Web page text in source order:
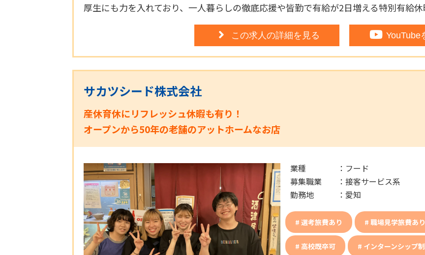
厚生にも力を入れており、一人暮らしの徹底応援や皆勤で有給が2日増える特別有給休
この求人の詳細を見る YouTube
サカツシード株式会社
産休育休にリフレッシュ休暇も有り！
オープンから50年の老舗のアットホームなお店
業種 ： フード
募集職業
： 接客サービス系
勤務地
： 愛知
選考旅費あり 職場見学旅費あり
高校既卒可 インターンシップ